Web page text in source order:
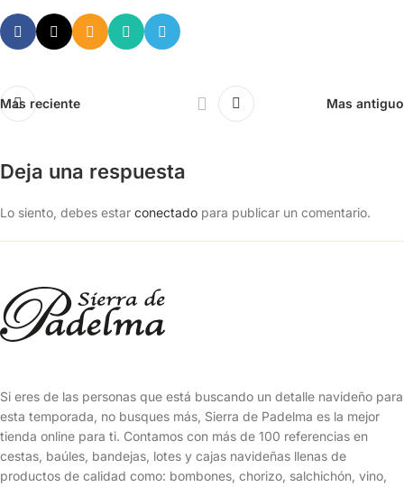
Mas reciente Mas antiguo
Deja una respuesta
Lo siento, debes estar conectado para publicar un comentario.
Si eres de las personas que está buscando un detalle navideño para
esta temporada, no busques más, Sierra de Padelma es la mejor
tienda online para ti. Contamos con más de 100 referencias en
cestas, baúles, bandejas, lotes y cajas navideñas llenas de
productos de calidad como: bombones, chorizo, salchichón, vino,